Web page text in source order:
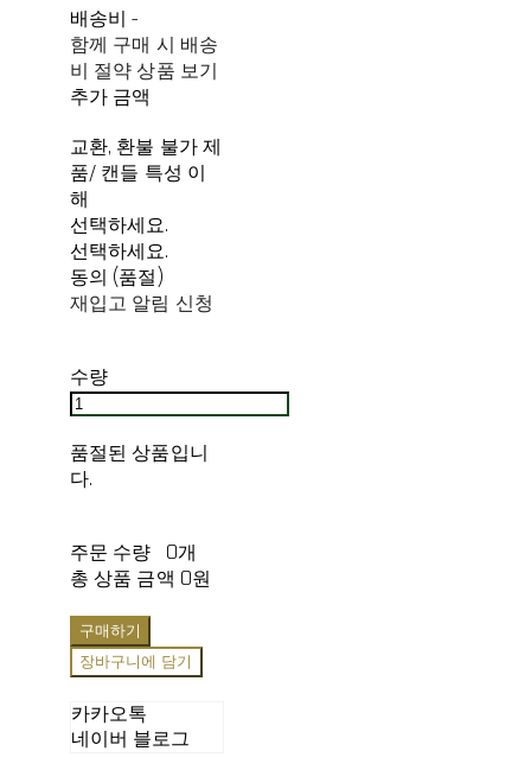
배송비-
함께 구매 시 배송
비 절약 상품 보기
추가 금액
교환, 환불 불가 제
품/ 캔들 특성 이
해
선택하세요.
선택하세요.
동의 (품절)
재입고 알림 신청
수량
품절된 상품입니
다.
주문 수량
0개
총 상품 금액 0원
구매하기
장바구니에 담기
카카오톡
네이버 블로그